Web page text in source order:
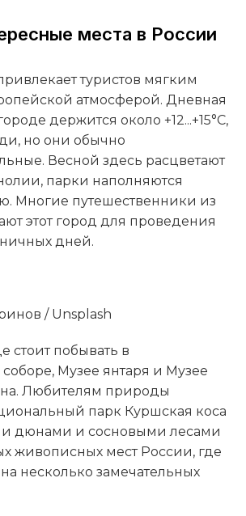
места в России
туристов мягким
атмосферой. Дневная
держится около +12...+15°C,
но они обычно
Весной здесь расцветают
парки наполняются
Многие путешественники из
этот город для проведения
дней.
/ Unsplash
стоит побывать в
Музее янтаря и Музее
Любителям природы
парк Куршская коса
дюнами и сосновыми лесами
живописных мест России, где
несколько замечательных